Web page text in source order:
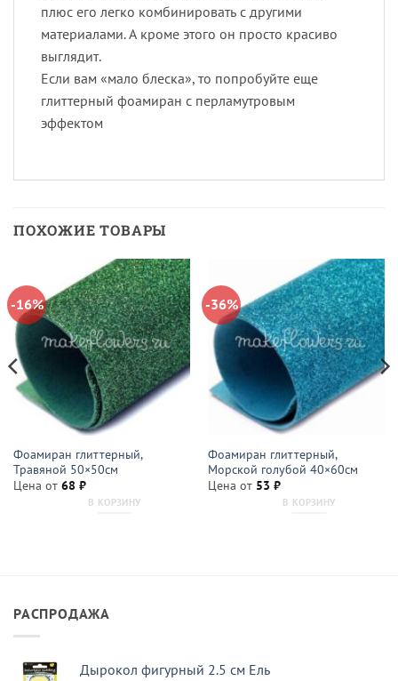
плюс его легко комбинировать с другими
материалами. А кроме этого он просто красиво
выглядит.
Если вам «мало блеска», то попробуйте еще
глиттерный фоамиран с перламутровым
эффектом
ПОХОЖИЕ ТОВАРЫ
-16%
Фоамиран глиттерный,
Травяной 50×50см
Цена от 68 ₽
В КОРЗИНУ
-36%
Фоамиран глиттерный,
Морской голубой 40×60см
Цена от 53 ₽
В КОРЗИНУ
РАСПРОДАЖА
Дырокол фигурный 2.5 см Ель